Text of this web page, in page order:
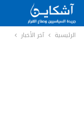
الرئيسية آخر الأخبار